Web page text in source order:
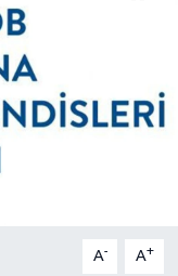
A- A+